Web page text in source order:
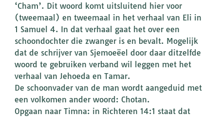
‘Cham’. Dit woord komt uitsluitend hier voor
(tweemaal) en tweemaal in het verhaal van Eli in
1 Samuel 4. In dat verhaal gaat het over een
schoondochter die zwanger is en bevalt. Mogelijk
dat de schrijver van Sjemoeëel door daar ditzelfde
woord te gebruiken verband wil leggen met het
verhaal van Jehoeda en Tamar.
De schoonvader van de man wordt aangeduid met
een volkomen ander woord: Chotan.
Opgaan naar Timna: in Richteren 14:1 staat dat